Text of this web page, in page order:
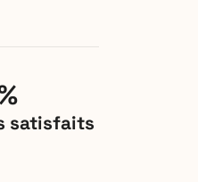
satisfaits